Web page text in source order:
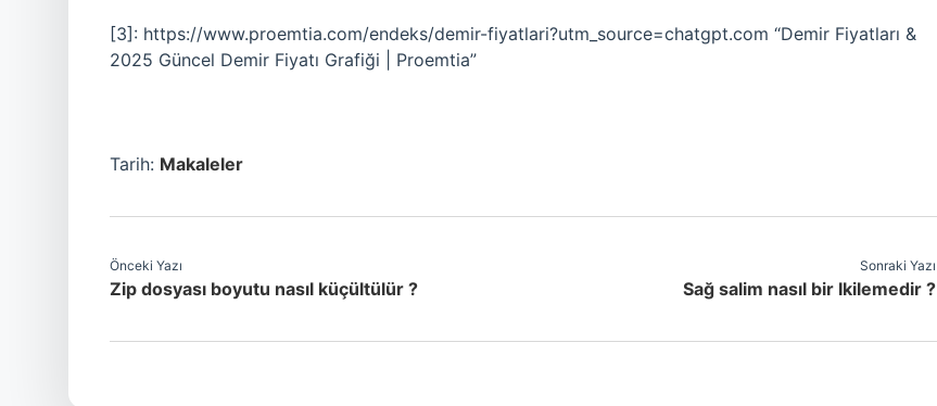
[3]: https://www.proemtia.com/endeks/demir-fiyatlari?utm_source=chatgpt.com “Demir Fiyatları &
2025 Güncel Demir Fiyatı Grafiği | Proemtia”
Tarih: Makaleler
Önceki Yazı
Zip dosyası boyutu nasıl küçültülür ?
Sonraki Yazı
Sağ salim nasıl bir Ikilemedir ?